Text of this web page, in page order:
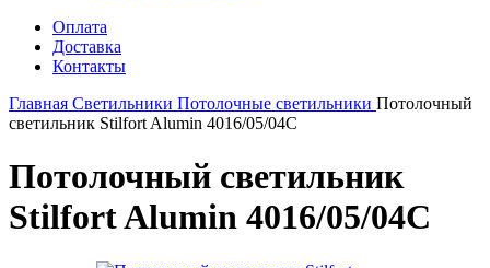
Оплата
Доставка
Контакты
Главная Светильники Потолочные светильники Потолочный
светильник Stilfort Alumin 4016/05/04C
Потолочный светильник
Stilfort Alumin 4016/05/04C